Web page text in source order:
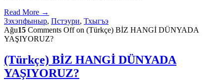
Read More →
Зэхэпфыныр, Пстэури, Тхыгъэ
Ağu15 Comments Offon (Türkçe) BİZ HANGİ DÜNYADA
YAŞIYORUZ?
(Türkçe) BİZ HANGİ DÜNYADA
YAŞIYORUZ?